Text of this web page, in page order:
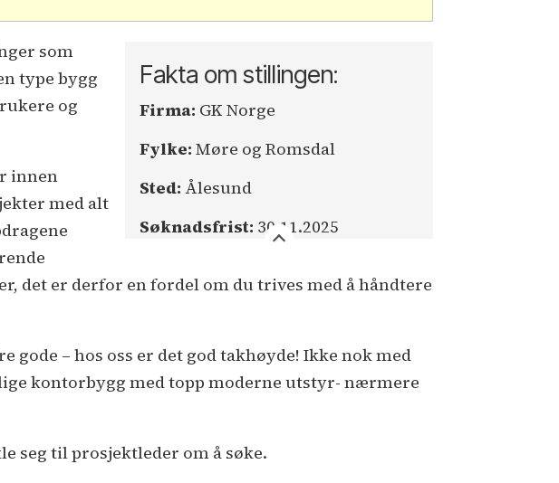
Fakta om stillingen:
Firma: GK Norge
Fylke: Møre og Romsdal
Sted: Ålesund
Søknadsfrist: 30.11.2025
som
type bygg
og
innen
med alt
det er derfor en fordel om du trives med å håndtere
gode – hos oss er det god takhøyde! Ikke nok med
kontorbygg med topp moderne utstyr- nærmere
seg til prosjektleder om å søke.